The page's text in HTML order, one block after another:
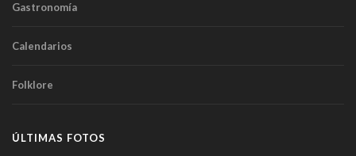
Gastronomía
Calendarios
Folklore
ÚLTIMAS FOTOS